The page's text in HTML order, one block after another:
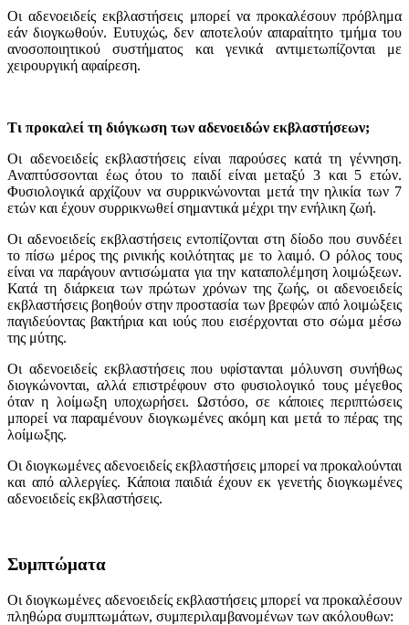
Οι αδενοειδείς εκβλαστήσεις μπορεί να προκαλέσουν πρόβλημα
εάν διογκωθούν. Ευτυχώς, δεν αποτελούν απαραίτητο τμήμα του
ανοσοποιητικού συστήματος και γενικά αντιμετωπίζονται με
χειρουργική αφαίρεση.
Τι προκαλεί τη διόγκωση των αδενοειδών εκβλαστήσεων;
Οι αδενοειδείς εκβλαστήσεις είναι παρούσες κατά τη γέννηση.
Αναπτύσσονται έως ότου το παιδί είναι μεταξύ 3 και 5 ετών.
Φυσιολογικά αρχίζουν να συρρικνώνονται μετά την ηλικία των 7
ετών και έχουν συρρικνωθεί σημαντικά μέχρι την ενήλικη ζωή.
Οι αδενοειδείς εκβλαστήσεις εντοπίζονται στη δίοδο που συνδέει
το πίσω μέρος της ρινικής κοιλότητας με το λαιμό. Ο ρόλος τους
είναι να παράγουν αντισώματα για την καταπολέμηση λοιμώξεων.
Κατά τη διάρκεια των πρώτων χρόνων της ζωής, οι αδενοειδείς
εκβλαστήσεις βοηθούν στην προστασία των βρεφών από λοιμώξεις
παγιδεύοντας βακτήρια και ιούς που εισέρχονται στο σώμα μέσω
της μύτης.
Οι αδενοειδείς εκβλαστήσεις που υφίστανται μόλυνση συνήθως
διογκώνονται, αλλά επιστρέφουν στο φυσιολογικό τους μέγεθος
όταν η λοίμωξη υποχωρήσει. Ωστόσο, σε κάποιες περιπτώσεις
μπορεί να παραμένουν διογκωμένες ακόμη και μετά το πέρας της
λοίμωξης.
Οι διογκωμένες αδενοειδείς εκβλαστήσεις μπορεί να προκαλούνται
και από αλλεργίες. Κάποια παιδιά έχουν εκ γενετής διογκωμένες
αδενοειδείς εκβλαστήσεις.
Συμπτώματα
Οι διογκωμένες αδενοειδείς εκβλαστήσεις μπορεί να προκαλέσουν
πληθώρα συμπτωμάτων, συμπεριλαμβανομένων των ακόλουθων: